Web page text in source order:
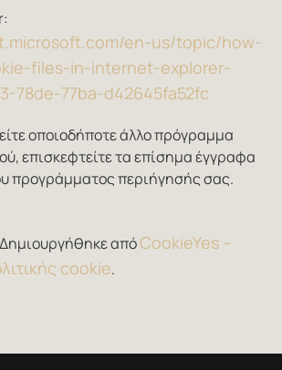
en-us/topic/how-
files-in-internet-explorer-
78de-77ba-d42645fa52fc
οποιοδήποτε άλλο πρόγραμμα
επισκεφτείτε τα επίσημα έγγραφα
προγράμματος περιήγησής σας.
απόCookieYes –
cookie.